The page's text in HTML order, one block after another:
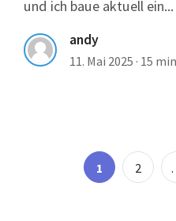
und ich baue aktuell ein...
andy
11. Mai 2025 · 15
Page
1 Page
2